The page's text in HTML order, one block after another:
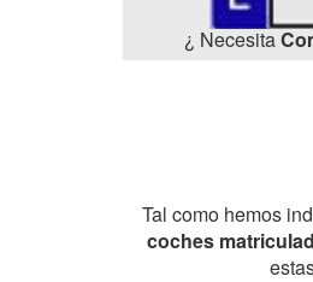
¿ Necesita
Tal como hemos
coches